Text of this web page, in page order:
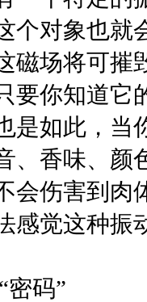
个对象也
磁场将可摧
要你知道它
是如此，当
、香味、颜
会伤害到肉
感觉这种
密码”